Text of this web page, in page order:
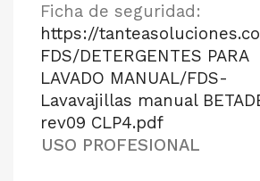
Ficha de seguridad:
https://
FDS/DETERGENTES PARA
LAVADO MANUAL/FDS-
Lavavajillas manual
rev09 CLP4.pdf
USO PROFESIONAL